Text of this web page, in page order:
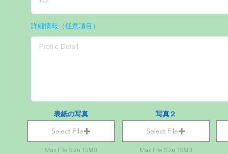
詳細情報（任意項目）
表紙の写真
Select File
Max File Size 15MB
写真２
Select File
Max File Size 15MB